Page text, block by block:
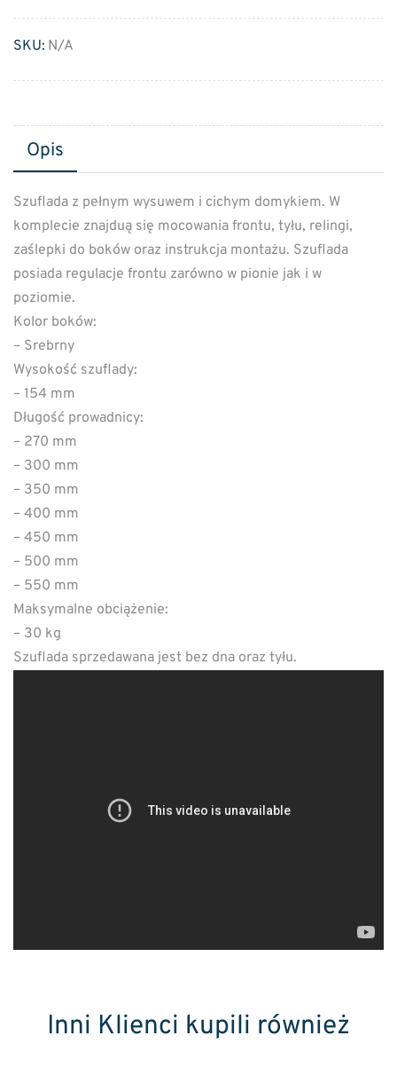
SKU: N/A
Opis
Szuflada z pełnym wysuwem i cichym domykiem. W
komplecie znajduą się mocowania frontu, tyłu, relingi,
zaślepki do boków oraz instrukcja montażu. Szuflada
posiada regulacje frontu zarówno w pionie jak i w
poziomie.
Kolor boków:
– Srebrny
Wysokość szuflady:
– 154 mm
Długość prowadnicy:
– 270 mm
– 300 mm
– 350 mm
– 400 mm
– 450 mm
– 500 mm
– 550 mm
Maksymalne obciążenie:
– 30 kg
Szuflada sprzedawana jest bez dna oraz tyłu.
Inni Klienci kupili również